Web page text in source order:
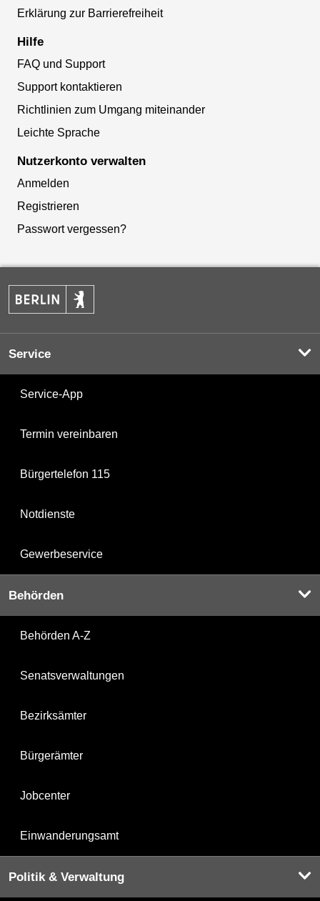
Erklärung zur Barrierefreiheit
Hilfe
FAQ und Support
Support kontaktieren
Richtlinien zum Umgang miteinander
Leichte Sprache
Nutzerkonto verwalten
Anmelden
Registrieren
Passwort vergessen?
Service
Service-App
Termin vereinbaren
Bürgertelefon 115
Notdienste
Gewerbeservice
Behörden
Behörden A-Z
Senatsverwaltungen
Bezirksämter
Bürgerämter
Jobcenter
Einwanderungsamt
Politik & Verwaltung